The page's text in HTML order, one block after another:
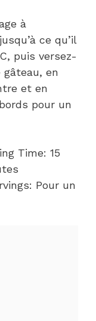
à
ce qu’il
puis versez-
en
et en
pour un
Time: 15
Pour un